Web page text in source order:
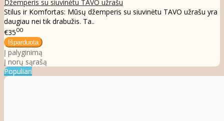
Džemperis su siuvinėtu TAVO užrašu
Stilus ir Komfortas: Mūsų džemperis su siuvinėtu TAVO užrašu yra
daugiau nei tik drabužis. Ta..
€3500
Į palyginimą
Į norų sąrašą
Populiari